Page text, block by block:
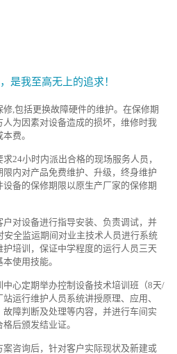
是我至高无上的追求！
修,包括更换故障硬件的维护。在保修期
人为因素对设备造成的损坏，维修时我
费。
24小时内派出合格的现场服务人员，
限内对产品免费维护、升级，终身维护
设备的保修期限以原生产厂家的保修期
户对设备进行指导安装、负责调试，并
安全监运期间对业主技术人员进行系统
护培训，保证中学程度的运行人员三天
使用技能。
中心定期举办控制设备技术培训班（8天/
运行维护人员系统讲授原理、应用、
故障判断及处理等内容，并进行车间实
后颁发结业证。
案咨询后，针对客户实际现状及新建或